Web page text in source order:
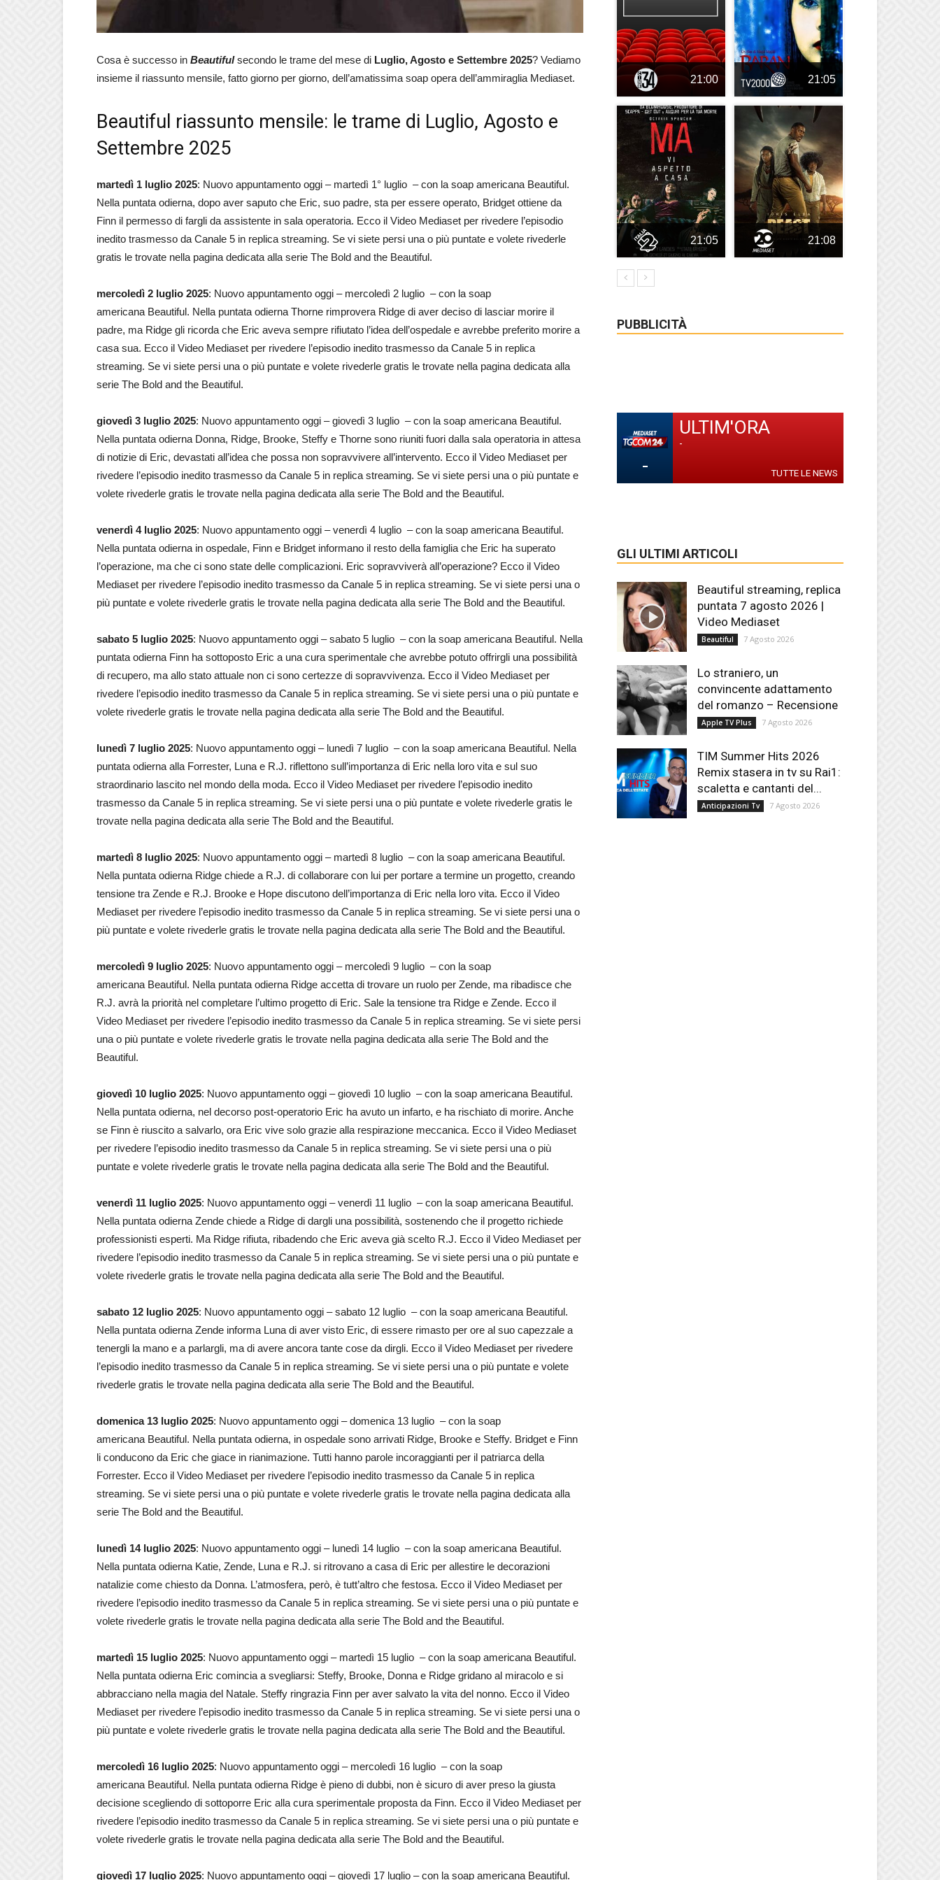
Cosa è successo in Beautiful secondo le trame del mese di Luglio, Agosto e Settembre 2025? Vediamo
insieme il riassunto mensile, fatto giorno per giorno, dell’amatissima soap opera dell’ammiraglia Mediaset.
Beautiful riassunto mensile: le trame di Luglio, Agosto e
Settembre 2025
martedì 1 luglio 2025: Nuovo appuntamento oggi – martedì 1° luglio – con la soap americana Beautiful.
Nella puntata odierna, dopo aver saputo che Eric, suo padre, sta per essere operato, Bridget ottiene da
Finn il permesso di fargli da assistente in sala operatoria. Ecco il Video Mediaset per rivedere l’episodio
inedito trasmesso da Canale 5 in replica streaming. Se vi siete persi una o più puntate e volete rivederle
gratis le trovate nella pagina dedicata alla serie The Bold and the Beautiful.
mercoledì 2 luglio 2025: Nuovo appuntamento oggi – mercoledì 2 luglio – con la soap
americana Beautiful. Nella puntata odierna Thorne rimprovera Ridge di aver deciso di lasciar morire il
padre, ma Ridge gli ricorda che Eric aveva sempre rifiutato l’idea dell’ospedale e avrebbe preferito morire a
casa sua. Ecco il Video Mediaset per rivedere l’episodio inedito trasmesso da Canale 5 in replica
streaming. Se vi siete persi una o più puntate e volete rivederle gratis le trovate nella pagina dedicata alla
serie The Bold and the Beautiful.
giovedì 3 luglio 2025: Nuovo appuntamento oggi – giovedì 3 luglio – con la soap americana Beautiful.
Nella puntata odierna Donna, Ridge, Brooke, Steffy e Thorne sono riuniti fuori dalla sala operatoria in attesa
di notizie di Eric, devastati all’idea che possa non sopravvivere all’intervento. Ecco il Video Mediaset per
rivedere l’episodio inedito trasmesso da Canale 5 in replica streaming. Se vi siete persi una o più puntate e
volete rivederle gratis le trovate nella pagina dedicata alla serie The Bold and the Beautiful.
venerdì 4 luglio 2025: Nuovo appuntamento oggi – venerdì 4 luglio – con la soap americana Beautiful.
Nella puntata odierna in ospedale, Finn e Bridget informano il resto della famiglia che Eric ha superato
l’operazione, ma che ci sono state delle complicazioni. Eric sopravviverà all’operazione? Ecco il Video
Mediaset per rivedere l’episodio inedito trasmesso da Canale 5 in replica streaming. Se vi siete persi una o
più puntate e volete rivederle gratis le trovate nella pagina dedicata alla serie The Bold and the Beautiful.
sabato 5 luglio 2025: Nuovo appuntamento oggi – sabato 5 luglio – con la soap americana Beautiful. Nella
puntata odierna Finn ha sottoposto Eric a una cura sperimentale che avrebbe potuto offrirgli una possibilità
di recupero, ma allo stato attuale non ci sono certezze di sopravvivenza. Ecco il Video Mediaset per
rivedere l’episodio inedito trasmesso da Canale 5 in replica streaming. Se vi siete persi una o più puntate e
volete rivederle gratis le trovate nella pagina dedicata alla serie The Bold and the Beautiful.
lunedì 7 luglio 2025: Nuovo appuntamento oggi – lunedì 7 luglio – con la soap americana Beautiful. Nella
puntata odierna alla Forrester, Luna e R.J. riflettono sull’importanza di Eric nella loro vita e sul suo
straordinario lascito nel mondo della moda. Ecco il Video Mediaset per rivedere l’episodio inedito
trasmesso da Canale 5 in replica streaming. Se vi siete persi una o più puntate e volete rivederle gratis le
trovate nella pagina dedicata alla serie The Bold and the Beautiful.
martedì 8 luglio 2025: Nuovo appuntamento oggi – martedì 8 luglio – con la soap americana Beautiful.
Nella puntata odierna Ridge chiede a R.J. di collaborare con lui per portare a termine un progetto, creando
tensione tra Zende e R.J. Brooke e Hope discutono dell’importanza di Eric nella loro vita. Ecco il Video
Mediaset per rivedere l’episodio inedito trasmesso da Canale 5 in replica streaming. Se vi siete persi una o
più puntate e volete rivederle gratis le trovate nella pagina dedicata alla serie The Bold and the Beautiful.
mercoledì 9 luglio 2025: Nuovo appuntamento oggi – mercoledì 9 luglio – con la soap
americana Beautiful. Nella puntata odierna Ridge accetta di trovare un ruolo per Zende, ma ribadisce che
R.J. avrà la priorità nel completare l’ultimo progetto di Eric. Sale la tensione tra Ridge e Zende. Ecco il
Video Mediaset per rivedere l’episodio inedito trasmesso da Canale 5 in replica streaming. Se vi siete persi
una o più puntate e volete rivederle gratis le trovate nella pagina dedicata alla serie The Bold and the
Beautiful.
giovedì 10 luglio 2025: Nuovo appuntamento oggi – giovedì 10 luglio – con la soap americana Beautiful.
Nella puntata odierna, nel decorso post-operatorio Eric ha avuto un infarto, e ha rischiato di morire. Anche
se Finn è riuscito a salvarlo, ora Eric vive solo grazie alla respirazione meccanica. Ecco il Video Mediaset
per rivedere l’episodio inedito trasmesso da Canale 5 in replica streaming. Se vi siete persi una o più
puntate e volete rivederle gratis le trovate nella pagina dedicata alla serie The Bold and the Beautiful.
venerdì 11 luglio 2025: Nuovo appuntamento oggi – venerdì 11 luglio – con la soap americana Beautiful.
Nella puntata odierna Zende chiede a Ridge di dargli una possibilità, sostenendo che il progetto richiede
professionisti esperti. Ma Ridge rifiuta, ribadendo che Eric aveva già scelto R.J. Ecco il Video Mediaset per
rivedere l’episodio inedito trasmesso da Canale 5 in replica streaming. Se vi siete persi una o più puntate e
volete rivederle gratis le trovate nella pagina dedicata alla serie The Bold and the Beautiful.
sabato 12 luglio 2025: Nuovo appuntamento oggi – sabato 12 luglio – con la soap americana Beautiful.
Nella puntata odierna Zende informa Luna di aver visto Eric, di essere rimasto per ore al suo capezzale a
tenergli la mano e a parlargli, ma di avere ancora tante cose da dirgli. Ecco il Video Mediaset per rivedere
l’episodio inedito trasmesso da Canale 5 in replica streaming. Se vi siete persi una o più puntate e volete
rivederle gratis le trovate nella pagina dedicata alla serie The Bold and the Beautiful.
domenica 13 luglio 2025: Nuovo appuntamento oggi – domenica 13 luglio – con la soap
americana Beautiful. Nella puntata odierna, in ospedale sono arrivati Ridge, Brooke e Steffy. Bridget e Finn
li conducono da Eric che giace in rianimazione. Tutti hanno parole incoraggianti per il patriarca della
Forrester. Ecco il Video Mediaset per rivedere l’episodio inedito trasmesso da Canale 5 in replica
streaming. Se vi siete persi una o più puntate e volete rivederle gratis le trovate nella pagina dedicata alla
serie The Bold and the Beautiful.
lunedì 14 luglio 2025: Nuovo appuntamento oggi – lunedì 14 luglio – con la soap americana Beautiful.
Nella puntata odierna Katie, Zende, Luna e R.J. si ritrovano a casa di Eric per allestire le decorazioni
natalizie come chiesto da Donna. L’atmosfera, però, è tutt’altro che festosa. Ecco il Video Mediaset per
rivedere l’episodio inedito trasmesso da Canale 5 in replica streaming. Se vi siete persi una o più puntate e
volete rivederle gratis le trovate nella pagina dedicata alla serie The Bold and the Beautiful.
martedì 15 luglio 2025: Nuovo appuntamento oggi – martedì 15 luglio – con la soap americana Beautiful.
Nella puntata odierna Eric comincia a svegliarsi: Steffy, Brooke, Donna e Ridge gridano al miracolo e si
abbracciano nella magia del Natale. Steffy ringrazia Finn per aver salvato la vita del nonno. Ecco il Video
Mediaset per rivedere l’episodio inedito trasmesso da Canale 5 in replica streaming. Se vi siete persi una o
più puntate e volete rivederle gratis le trovate nella pagina dedicata alla serie The Bold and the Beautiful.
mercoledì 16 luglio 2025: Nuovo appuntamento oggi – mercoledì 16 luglio – con la soap
americana Beautiful. Nella puntata odierna Ridge è pieno di dubbi, non è sicuro di aver preso la giusta
decisione scegliendo di sottoporre Eric alla cura sperimentale proposta da Finn. Ecco il Video Mediaset per
rivedere l’episodio inedito trasmesso da Canale 5 in replica streaming. Se vi siete persi una o più puntate e
volete rivederle gratis le trovate nella pagina dedicata alla serie The Bold and the Beautiful.
giovedì 17 luglio 2025: Nuovo appuntamento oggi – giovedì 17 luglio – con la soap americana Beautiful.
21:00 21:05
21:05 21:08
PUBBLICITÀ
-
ULTIM'ORA
-
TUTTE LE NEWS
GLI ULTIMI ARTICOLI
Beautiful streaming, replica
puntata 7 agosto 2026 |
Video Mediaset
Beautiful 7 Agosto 2026
Lo straniero, un
convincente adattamento
del romanzo – Recensione
Apple TV Plus 7 Agosto 2026
TIM Summer Hits 2026
Remix stasera in tv su Rai1:
scaletta e cantanti del...
Anticipazioni Tv 7 Agosto 2026